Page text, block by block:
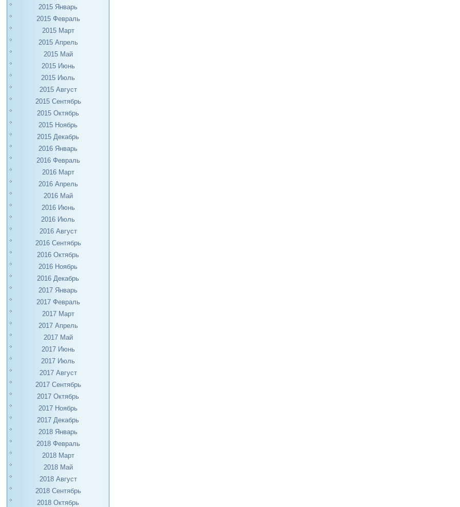
2015 Январь
2015 Февраль
2015 Март
2015 Апрель
2015 Май
2015 Июнь
2015 Июль
2015 Август
2015 Сентябрь
2015 Октябрь
2015 Ноябрь
2015 Декабрь
2016 Январь
2016 Февраль
2016 Март
2016 Апрель
2016 Май
2016 Июнь
2016 Июль
2016 Август
2016 Сентябрь
2016 Октябрь
2016 Ноябрь
2016 Декабрь
2017 Январь
2017 Февраль
2017 Март
2017 Апрель
2017 Май
2017 Июнь
2017 Июль
2017 Август
2017 Сентябрь
2017 Октябрь
2017 Ноябрь
2017 Декабрь
2018 Январь
2018 Февраль
2018 Март
2018 Май
2018 Август
2018 Сентябрь
2018 Октябрь